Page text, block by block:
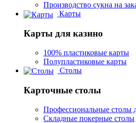
Производство сукна на
Карты
Карты для казино
100% пластиковые карты
Полупластиковые карты
Столы
Карточные столы
Профессиональные столы
Складные покерные столы